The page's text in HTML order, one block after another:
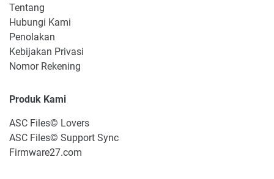
Tentang
Hubungi Kami
Penolakan
Kebijakan Privasi
Nomor Rekening
Produk Kami
ASC Files© Lovers
ASC Files© Support Sync
Firmware27.com